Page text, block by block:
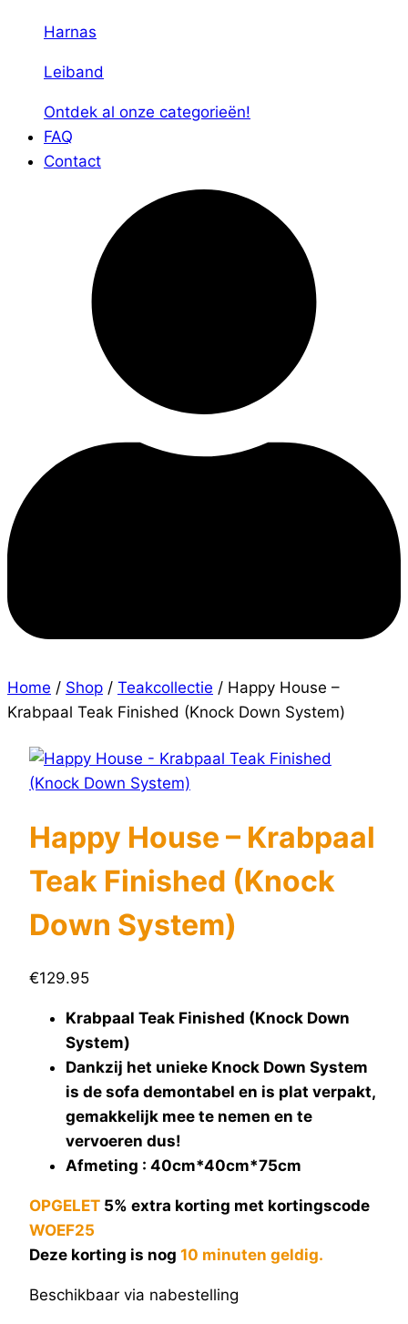
Harnas
Leiband
Ontdek al onze categorieën!
FAQ
Contact
Home / Shop / Teakcollectie / Happy House –
Krabpaal Teak Finished (Knock Down System)
Happy House – Krabpaal
Teak Finished (Knock
Down System)
€129.95
Krabpaal Teak Finished (Knock Down
System)
Dankzij het unieke Knock Down System
is de sofa demontabel en is plat verpakt,
gemakkelijk mee te nemen en te
vervoeren dus!
Afmeting : 40cm*40cm*75cm
OPGELET 5% extra korting met kortingscode
WOEF25
Deze korting is nog 10 minuten geldig.
Beschikbaar via nabestelling